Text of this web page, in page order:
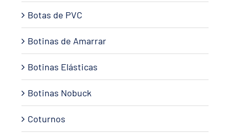
Botas de PVC
Botinas de Amarrar
Botinas Elásticas
Botinas Nobuck
Coturnos